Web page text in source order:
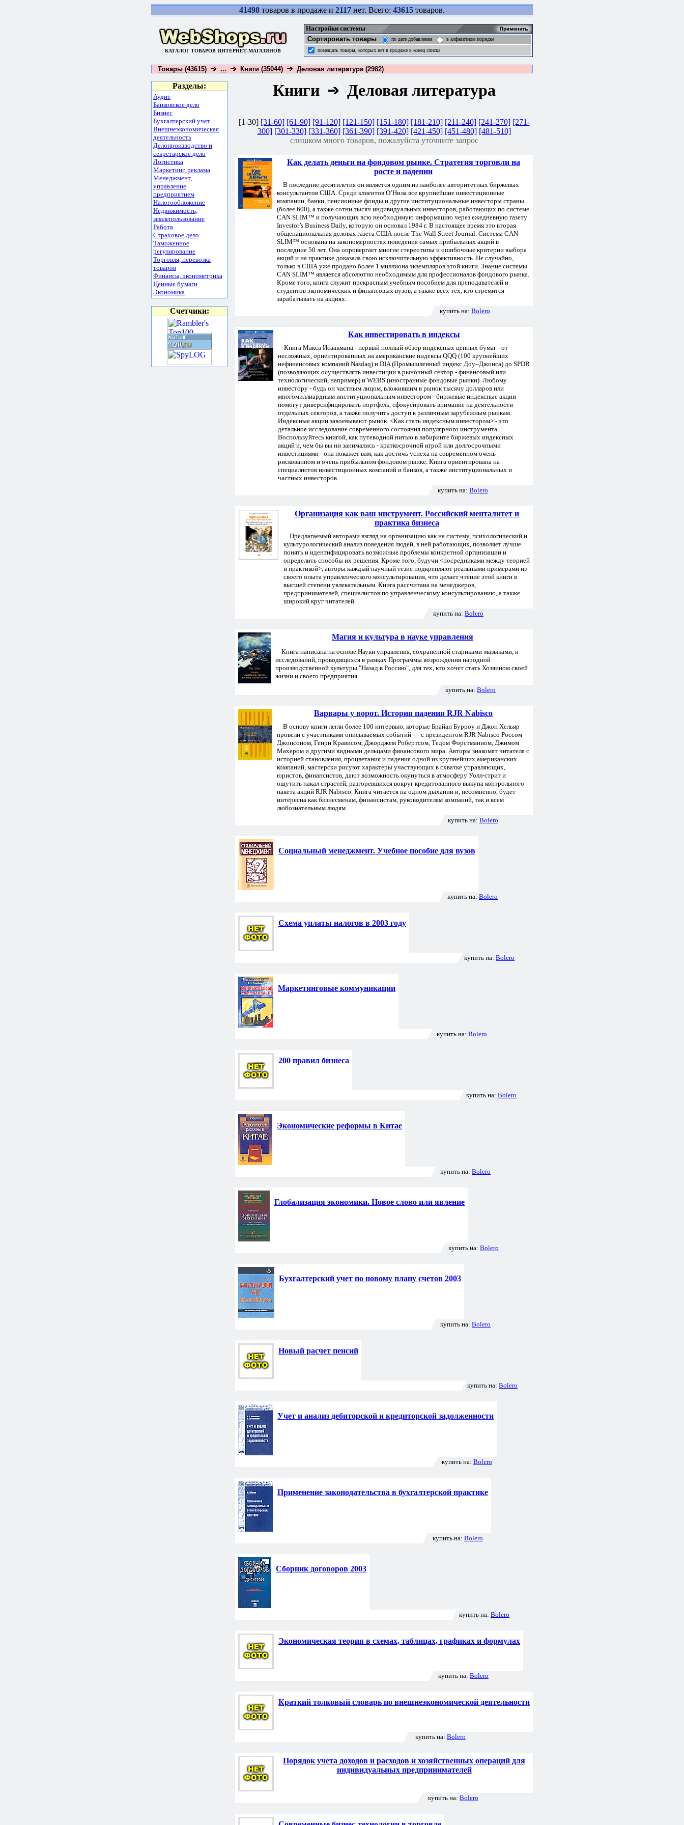
41498 товаров в продаже и 2117 нет. Всего: 43615 товаров.
КАТАЛОГ ТОВАРОВ ИНТЕРНЕТ-МАГАЗИНОВ
Настройки системы
Сортировать товары
по дате добавления
в алфавитном порядке
помещать товары, которых нет в продаже в конец списка
Товары (43615) ... Книги (35044) Деловая литература (2982)
Разделы:
Аудит
Банковское дело
Бизнес
Бухгалтерский учет
Внешнеэкономическая
деятельность
Делопроизводство и
секретарское дело
Логистика
Маркетинг, реклама
Менеджмент,
управление
предприятием
Налогообложение
Недвижимость,
землепользование
Работа
Страховое дело
Таможенное
регулирование
Торговля, перевозка
товаров
Финансы, эконометрика
Ценные бумаги
Экономика
Счетчики:
Книги Деловая литература
[1-30] [31-60] [61-90] [91-120] [121-150] [151-180] [181-210] [211-240] [241-270] [271-
300] [301-330] [331-360] [361-390] [391-420] [421-450] [451-480] [481-510]
слишком много товаров, пожалуйста уточните запрос
Как делать деньги на фондовом рынке. Стратегия торговли на
росте и падении
В последние десятилетия он является одним из наиболее авторитетных биржевых
консультантов США. Среди клиентов О’Нила все крупнейшие инвестиционные
компании, банки, пенсионные фонды и другие институциональные инвесторы страны
(более 600), а также сотни тысяч индивидуальных инвесторов, работающих по системе
CAN SLIM™ и получающих всю необходимую информацию через ежедневную газету
Investor’s Business Daily, которую он основал 1984 г. В настоящее время это вторая
общенациональная деловая газета США после The Wall Street Journal. Система CAN
SLIM™ основана на закономерностях поведения самых прибыльных акций в
последние 50 лет. Она опровергает многие стереотипы и ошибочные критерии выбора
акций и на практике доказала свою исключительную эффективность. Не случайно,
только в США уже продано более 1 миллиона экземпляров этой книги. Знание системы
CAN SLIM™ является абсолютно необходимым для профессионалов фондового рынка.
Кроме того, книга служит прекрасным учебным пособием для преподавателей и
студентов экономических и финансовых вузов, а также всех тех, кто стремится
зарабатывать на акциях.
купить на: Bolero
Как инвестировать в индексы
Книга Макса Исаакмана - первый полный обзор индексных ценных бумаг - от
несложных, ориентированных на американские индексы QQQ (100 крупнейших
нефинансовых компаний Nasdaq) и DIA (Промышленный индекс Доу–Джонса) до SPDR
(позволяющих осуществлять инвестиции в рыночный сектор - финансовый или
технологический, например) и WEBS (иностранные фондовые рынки). Любому
инвестору - будь он частным лицом, вложившим в рынок тысячу долларов или
многомиллиардным институциональным инвестором - биржевые индексные акции
помогут диверсифицировать портфель, сфокусировать внимание на деятельности
отдельных секторов, а также получить доступ к различным зарубежным рынкам.
Индексные акции завоевывают рынок. <Как стать индексным инвестором> - это
детальное исследование современного состояния популярного инструмента.
Воспользуйтесь книгой, как путеводной нитью в лабиринте биржевых индексных
акций и, чем бы вы ни занимались - краткосрочной игрой или долгосрочными
инвестициями - она покажет вам, как достичь успеха на современном очень
рискованном и очень прибыльном фондовом рынке. Книга ориентирована на
специалистов инвестиционных компаний и банков, а также институциональных и
частных инвесторов.
купить на: Bolero
Организация как ваш инструмент. Российский менталитет и
практика бизнеса
Предлагаемый авторами взгляд на организацию как на систему, психологический и
культурологический анализ поведения людей, в ней работающих, позволяет лучше
понять и идентифицировать возможные проблемы конкретной организации и
определить способы их решения. Кроме того, будучи <посредниками между теорией
и практикой>, авторы каждый научный тезис подкрепляют реальными примерами из
своего опыта управленческого консультирования, что делает чтение этой книги в
высшей степени увлекательным. Книга рассчитана на менеджеров,
предпринимателей, специалистов по управленческому консультированию, а также
широкий круг читателей.
купить на: Bolero
Магия и культура в науке управления
Книга написана на основе Науки управления, сохраненной стариками-мазыками, и
исследований, проводящихся в рамках Программы возрождения народной
производственной культуры "Назад в Россию", для тех, кто хочет стать Хозяином своей
жизни и своего предприятия.
купить на: Bolero
Варвары у ворот. История падения RJR Nabisco
В основу книги легли более 100 интервью, которые Брайан Бурроу и Джон Хельяр
провели с участниками описываемых событий — с президентом RJR Nabisco Россом
Джонсоном, Генри Крависом, Джорджем Робертсом, Тедом Форстманном, Джимом
Махером и другими видными дельцами финансового мира. Авторы знакомят читателя с
историей становления, процветания и падения одной из крупнейших американских
компаний, мастерски рисуют характеры участвующих в схватке управляющих,
юристов, финансистов, дают возможность окунуться в атмосферу Уолл-стрит и
ощутить накал страстей, разгоревшихся вокруг кредитованного выкупа контрольного
пакета акций RJR Nabisco. Книга читается на одном дыхании и, несомненно, будет
интересна как бизнесменам, финансистам, руководителям компаний, так и всем
любознательным людям.
купить на: Bolero
Социальный менеджмент. Учебное пособие для вузов
купить на: Bolero
Схема уплаты налогов в 2003 году
купить на: Bolero
Маркетинговые коммуникации
купить на: Bolero
200 правил бизнеса
купить на: Bolero
Экономические реформы в Китае
купить на: Bolero
Глобализация экономики. Новое слово или явление
купить на: Bolero
Бухгалтерский учет по новому плану счетов 2003
купить на: Bolero
Новый расчет пенсий
купить на: Bolero
Учет и анализ дебиторской и кредиторской задолженности
купить на: Bolero
Применение законодательства в бухгалтерской практике
купить на: Bolero
Сборник договоров 2003
купить на: Bolero
Экономическая теория в схемах, таблицах, графиках и формулах
купить на: Bolero
Краткий толковый словарь по внешнеэкономической деятельности
купить на: Bolero
Порядок учета доходов и расходов и хозяйственных операций для
индивидуальных предпринимателей
купить на: Bolero